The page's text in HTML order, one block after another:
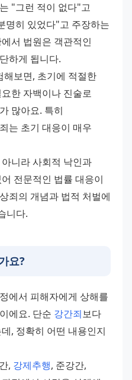
"그런 적이 없다"고
명히 있었다"고 주장하는
서 법원은 객관적인
하게 됩니다.
해보면, 초기에 적절한
한 자백이나 진술로
많아요. 특히
는 초기 대응이 매우
니라 사회적 낙인과
전문적인 법률 대응이
죄의 개념과 법적 처벌에
니다.
요?
에서 피해자에게 상해를
에요. 단순 강간죄보다
, 정확히 어떤 내용인지
, 강제추행